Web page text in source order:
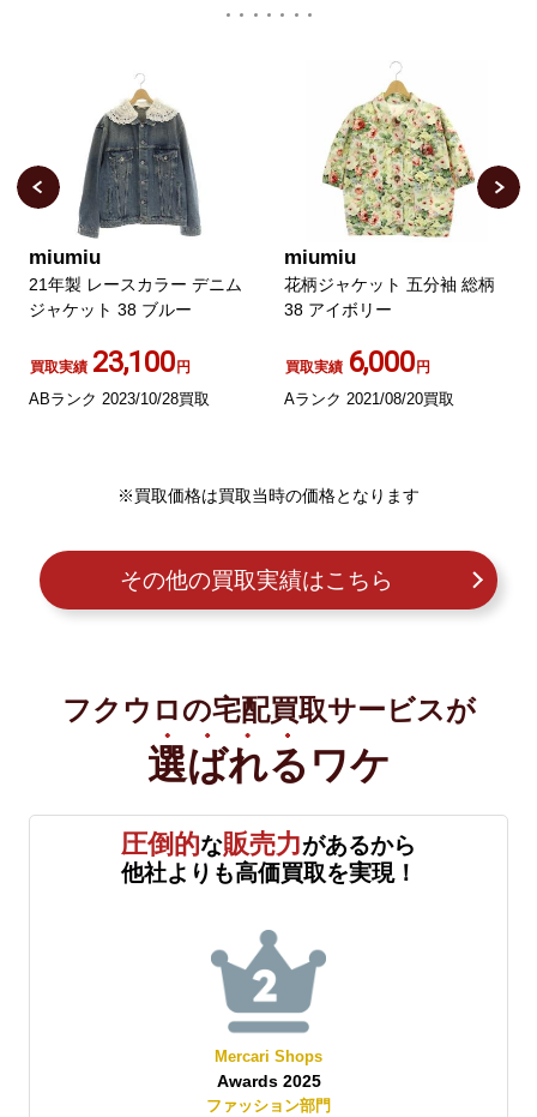
miumiu
21年製 レースカラー デニム
ジャケット 38 ブルー
買取実績 23,100円
ABランク 2023/10/28買取
miumiu
花柄ジャケット 五分袖 総柄
38 アイボリー
買取実績 6,000円
Aランク 2021/08/20買取
※買取価格は買取当時の価格となります
その他の買取実績はこちら
フクウロの宅配買取サービスが
選ばれる ワケ
圧倒的な販売力があるから
他社よりも高価買取を実現！
Mercari Shops
Awards 2025
ファッション部門